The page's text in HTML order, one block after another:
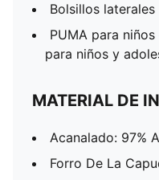
Bolsillos laterales
PUMA para
para niños y
MATERIAL DE
Acanalado: 97%
Forro De La